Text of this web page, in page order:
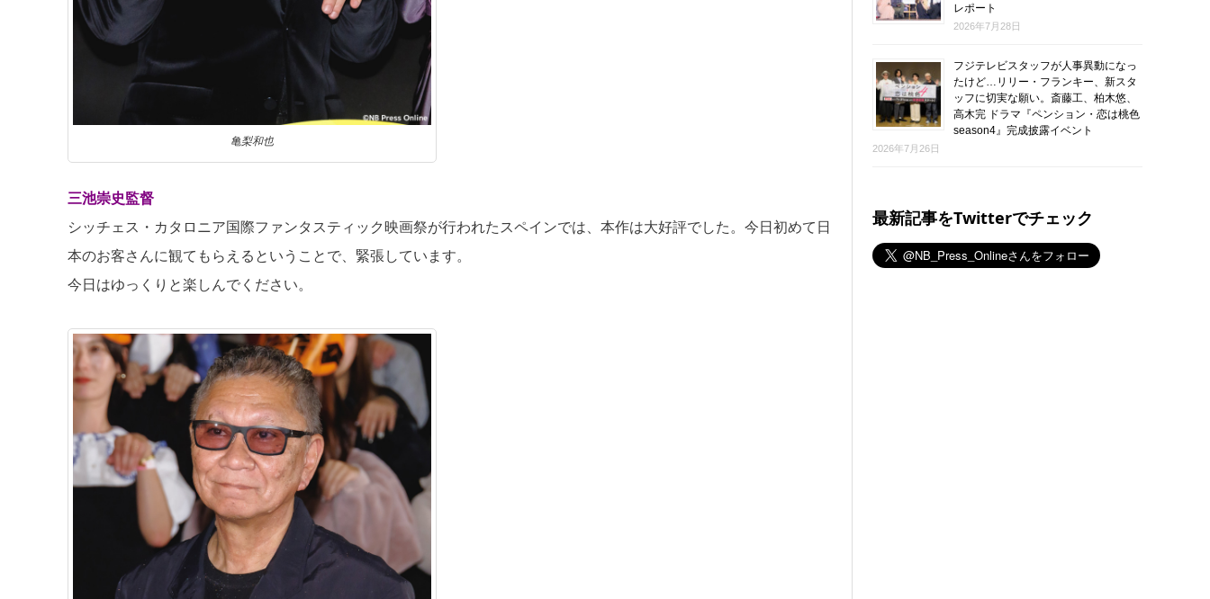
亀梨和也
三池崇史監督
シッチェス・カタロニア国際ファンタスティック映画祭が行われたスペインでは、本作は大好評でした。今日初めて日
本のお客さんに観てもらえるということで、緊張しています。
今日はゆっくりと楽しんでください。
レポート
2026年7月28日
フジテレビスタッフが人事異動になっ
たけど…リリー・フランキー、新スタ
ッフに切実な願い。斎藤工、柏木悠、
高木完 ドラマ『ペンション・恋は桃色
season4』完成披露イベント
2026年7月26日
最新記事をTwitterでチェック